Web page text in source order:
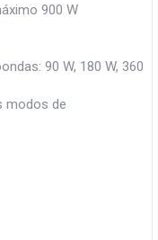
900 W
90 W, 180 W, 360
modos de